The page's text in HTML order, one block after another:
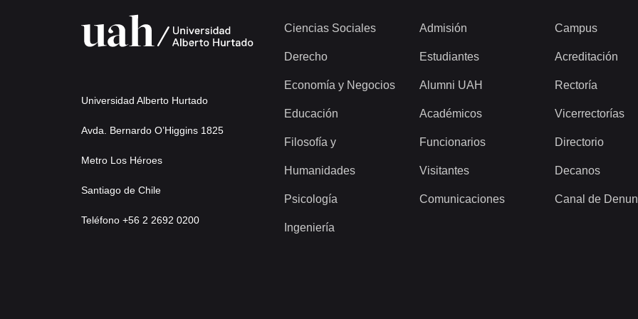
Universidad Alberto Hurtado
Avda. Bernardo O’Higgins 1825
Metro Los Héroes
Santiago de Chile
Teléfono +56 2 2692 0200
Ciencias Sociales
Derecho
Economía y Negocios
Educación
Filosofía y
Humanidades
Psicología
Ingeniería
Admisión
Estudiantes
Alumni UAH
Académicos
Funcionarios
Visitantes
Comunicaciones
Campus
Acreditación
Rectoría
Vicerrectorías
Directorio
Decanos
Canal de